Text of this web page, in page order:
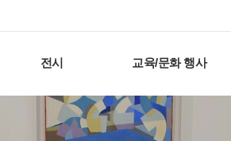
전시 교육/문화 행사